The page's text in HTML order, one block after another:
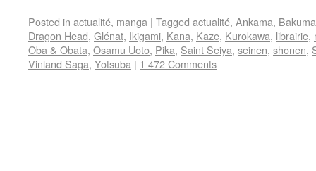
Posted in actualité, manga | Tagged actualité, Ankama,
Dragon Head, Glénat, Ikigami, Kana, Kaze, Kurokawa, librairie,
Oba & Obata, Osamu Uoto, Pika, Saint Seiya, seinen, shonen,
Vinland Saga, Yotsuba | 1 472 Comments